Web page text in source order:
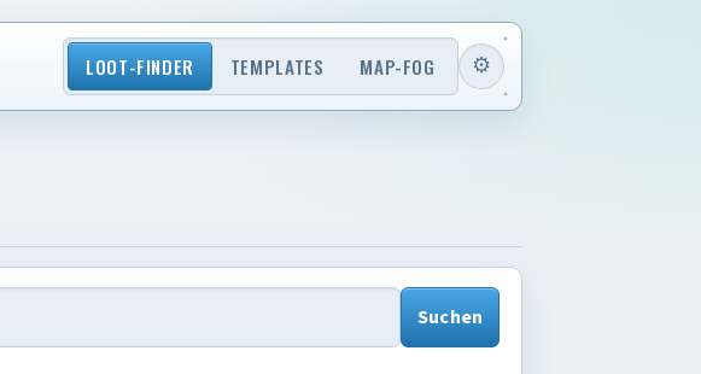
LOOT-FINDER TEMPLATES MAP-FOG ⚙
Einstellungen
Suchen